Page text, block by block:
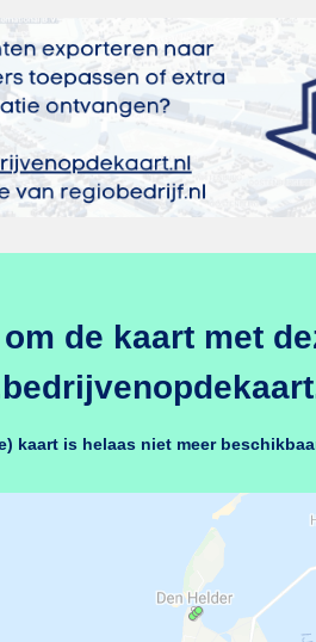
de kaart met
kaart is helaas niet meer